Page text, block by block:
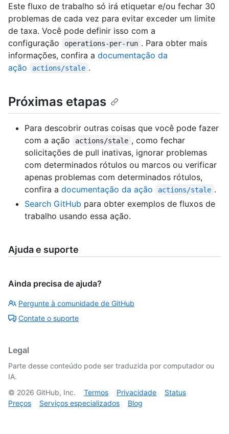
Este fluxo de trabalho só irá etiquetar e/ou fechar 30
problemas de cada vez para evitar exceder um limite
de taxa. Você pode definir isso com a
configuração
operations-per-run . Para obter mais
informações, confira a documentação da
ação
actions/stale .
Próximas etapas
Para descobrir outras coisas que você pode fazer
com a ação
actions/stale , como fechar
solicitações de pull inativas, ignorar problemas
com determinados rótulos ou marcos ou verificar
apenas problemas com determinados rótulos,
confira a documentação da ação actions/stale .
Search GitHub para obter exemplos de fluxos de
trabalho usando essa ação.
Ajuda e suporte
Ainda precisa de ajuda?
Pergunte à comunidade de GitHub
Contate o suporte
Legal
Parte desse conteúdo pode ser traduzida por computador ou
IA.
© 2026 GitHub, Inc. Termos Privacidade
Status
Preços
Serviços especializados Blog